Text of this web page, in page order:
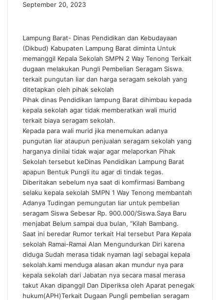
September 20, 2023
Lampung Barat- Dinas Pendidikan dan Kebudayaan
(Dikbud) Kabupaten Lampung Barat diminta Untuk
memanggil Kepala Sekolah SMPN 2 Way Tenong Terkait
dugaan melakukan Pungli Pembelian Seragam Siswa.
terkait pungutan liar dan harga seragam sekolah yang
ditetapkan oleh pihak sekolah
Pihak dinas Pendidikan lampung Barat dihimbau kepada
kepala sekolah agar tidak memberatkan wali murid
terkait biaya seragam sekolah.
Kepada para wali murid jika menemukan adanya
pungutan liar ataupun penjualan seragam sekolah yang
harganya dinilai tidak wajar agar melaporkan Pihak
Sekolah tersebut keDinas Pendidikan Lampung Barat
apapun Bentuk Pungli itu agar di tindak tegas.
Diberitakan sebelum nya saat di komfirmasi Bambang
selaku kepala sekolah SMPN 1 Way Tenong membantah
Adanya Tudingan pemungutan liar untuk pembelian
seragam Siswa Sebesar Rp. 900.000/Siswa.Saya Baru
menjabat Belum sampai dua bulan, “Kilah Bambang.
Saat ini beredar Rumor terkait Hal tersebut Para Kepala
sekolah Ramai-Ramai Alan Mengundurkan Diri karena
diduga Sudah merasa tidak nyaman lagi sebagai kepala
sekolah.kami menduga alasan akan mundur nya para
kepala sekolah dari Jabatan nya secara masal merasa
takut Akan dipanggil Dan Diperiksa oleh Aparat penegak
hukum(APH)Terkait Dugaan Pungli pembelian seragam